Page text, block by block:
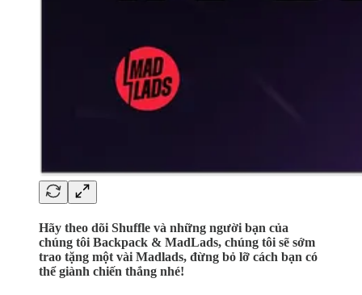
Hãy theo dõi Shuffle và những người bạn của
chúng tôi Backpack & MadLads, chúng tôi sẽ sớm
trao tặng một vài Madlads, đừng bỏ lỡ cách bạn có
thể giành chiến thắng nhé!